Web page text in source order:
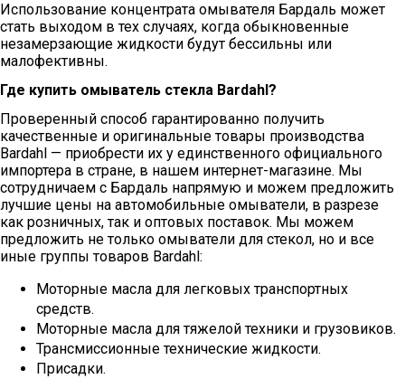
Использование концентрата омывателя Бардаль может
стать выходом в тех случаях, когда обыкновенные
незамерзающие жидкости будут бессильны или
малофективны.
Где купить омыватель стекла Bardahl?
Проверенный способ гарантированно получить
качественные и оригинальные товары производства
Bardahl — приобрести их у единственного официального
импортера в стране, в нашем интернет-магазине. Мы
сотрудничаем с Бардаль напрямую и можем предложить
лучшие цены на автомобильные омыватели, в разрезе
как розничных, так и оптовых поставок. Мы можем
предложить не только омыватели для стекол, но и все
иные группы товаров Bardahl:
Моторные масла для легковых транспортных
средств.
Моторные масла для тяжелой техники и грузовиков.
Трансмиссионные технические жидкости.
Присадки.